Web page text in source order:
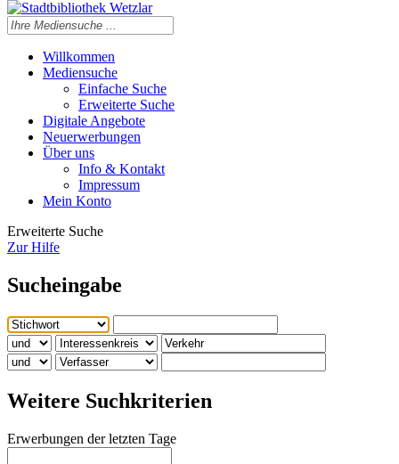
Willkommen
Mediensuche
Einfache Suche
Erweiterte Suche
Digitale Angebote
Neuerwerbungen
Über uns
Info & Kontakt
Impressum
Mein Konto
Erweiterte Suche
Zur Hilfe
Sucheingabe
Weitere Suchkriterien
Erwerbungen der letzten Tage